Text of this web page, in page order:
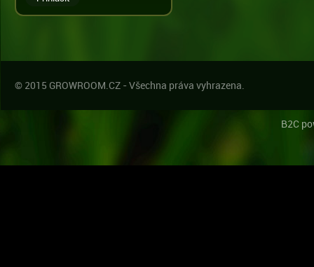
© 2015 GROWROOM.CZ - Všechna práva vyhrazena.
B2C